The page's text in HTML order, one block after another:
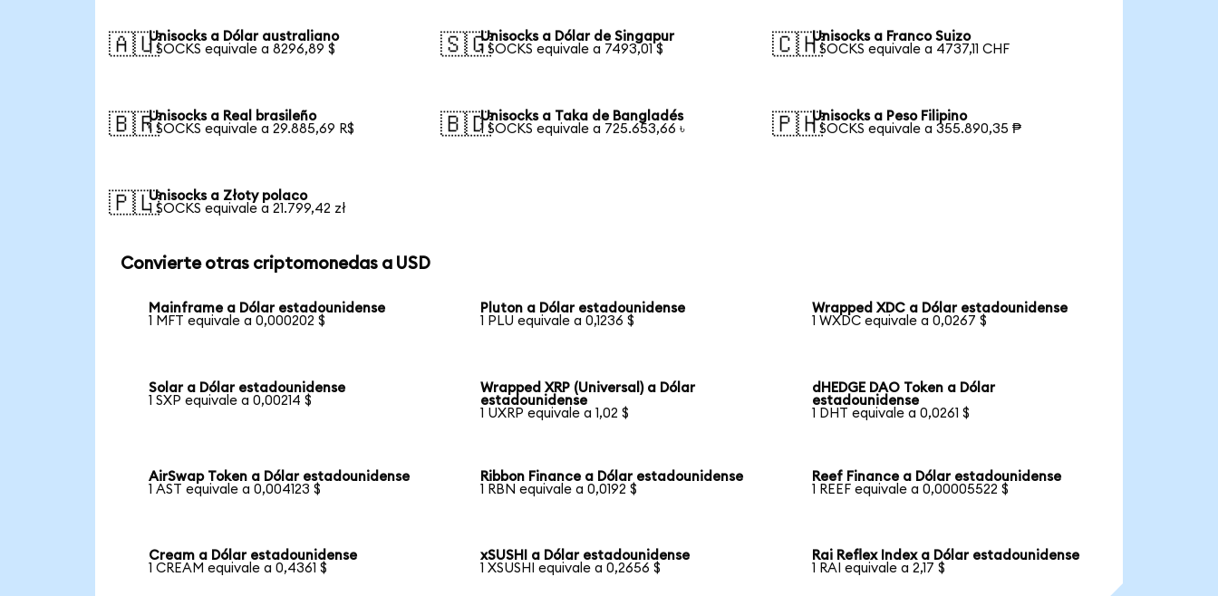
🇦🇺Unisocks a Dólar australiano
1 SOCKS equivale a 8296,89 $
🇸🇬Unisocks a Dólar de Singapur
1 SOCKS equivale a 7493,01 $
🇨🇭Unisocks a Franco Suizo
1 SOCKS equivale a 4737,11 CHF
🇧🇷Unisocks a Real brasileño
1 SOCKS equivale a 29.885,69 R$
🇧🇩Unisocks a Taka de Bangladés
1 SOCKS equivale a 725.653,66 ৳
🇵🇭Unisocks a Peso Filipino
1 SOCKS equivale a 355.890,35 ₱
🇵🇱Unisocks a Złoty polaco
1 SOCKS equivale a 21.799,42 zł
Convierte otras criptomonedas a USD
Mainframe a Dólar estadounidense
1 MFT equivale a 0,000202 $
Pluton a Dólar estadounidense
1 PLU equivale a 0,1236 $
Wrapped XDC a Dólar estadounidense
1 WXDC equivale a 0,0267 $
Solar a Dólar estadounidense
1 SXP equivale a 0,00214 $
Wrapped XRP (Universal) a Dólar
estadounidense
1 UXRP equivale a 1,02 $
dHEDGE DAO Token a Dólar
estadounidense
1 DHT equivale a 0,0261 $
AirSwap Token a Dólar estadounidense
1 AST equivale a 0,004123 $
Ribbon Finance a Dólar estadounidense
1 RBN equivale a 0,0192 $
Reef Finance a Dólar estadounidense
1 REEF equivale a 0,00005522 $
Cream a Dólar estadounidense
1 CREAM equivale a 0,4361 $
xSUSHI a Dólar estadounidense
1 XSUSHI equivale a 0,2656 $
Rai Reflex Index a Dólar estadounidense
1 RAI equivale a 2,17 $